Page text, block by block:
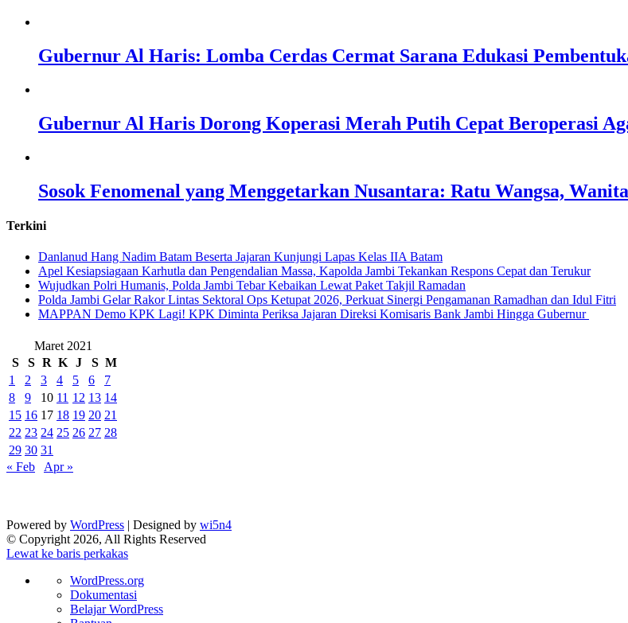
Gubernur Al Haris: Lomba Cerdas Cermat Sarana Edukasi
Gubernur Al Haris Dorong Koperasi Merah Putih Cepat Beroperasi
Sosok Fenomenal yang Menggetarkan Nusantara: Ratu Wangsa,
Terkini
Danlanud Hang Nadim Batam Beserta Jajaran Kunjungi Lapas Kelas IIA Batam
Apel Kesiapsiagaan Karhutla dan Pengendalian Massa, Kapolda Jambi Tekankan Respons Cepat dan Terukur
Wujudkan Polri Humanis, Polda Jambi Tebar Kebaikan Lewat Paket Takjil Ramadan
Polda Jambi Gelar Rakor Lintas Sektoral Ops Ketupat 2026, Perkuat Sinergi Pengamanan Ramadhan dan Idul Fitri
‎MAPPAN Demo KPK Lagi! KPK Diminta Periksa Jajaran Direksi Komisaris Bank Jambi Hingga Gubernur ‎
Maret 2021
S
S R K J S M
1
2 3 4 5 6
7
8
9 10 11 12 13 14
15 16 17 18 19 20 21
22 23 24 25 26 27 28
29 30 31
« Feb
Apr »
Powered by WordPress | Designed by wi5n4
© Copyright 2026, All Rights Reserved
Lewat ke baris perkakas
Tentang
WordPress
WordPress.org
Dokumentasi
Belajar WordPress